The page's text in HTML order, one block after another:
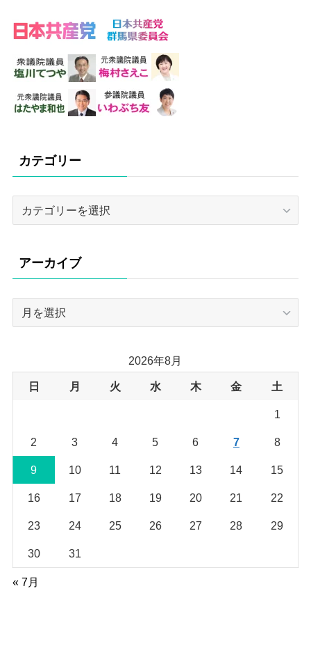
カテゴリー
ー
アーカイブ
ブ
2026年8月
日 月 火 水 木 金 土
1
2 3 4 5 6 7 8
9 10 11 12 13 14 15
16 17 18 19 20 21 22
23 24 25 26 27 28 29
30 31
« 7月